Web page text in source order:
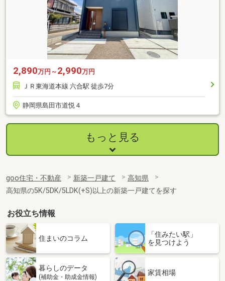
2,890万円～ 2,990万円
ＪＲ東海道本線 六合駅 徒歩7分
静岡県島田市道悦４
もっと見る
goo住宅・不動産 新築一戸建て
高知県
高知県の5K/5DK/5LDK(+S)以上の新築一戸建てを探す
お役立ち情報
住まいのコラム
「住みたい駅」
を見つけよう
暮らしのデータ
(補助金・助成金情報)
家賃相場